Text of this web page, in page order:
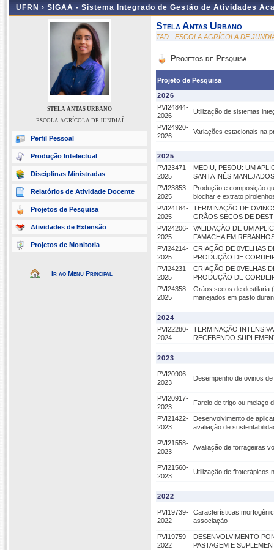
UFRN › SIGAA - Sistema Integrado de Gestão de Atividades
STELA ANTAS URBANO
ESCOLA AGRÍCOLA DE JUNDIAÍ
Perfil Pessoal
Produção Intelectual
Disciplinas Ministradas
Relatórios de Atividade Docente
Projetos de Pesquisa
Atividades de Extensão
Projetos de Monitoria
Ir ao Menu Principal
Stela Antas Urbano
TAD - ESCOLA AGRÍCOLA DE
Projetos de Pesquisa
Projeto de Pesquisa
2026
PVI24844-
2026
Utilização de sistemas
PVI24920-
2026
Variações estacionais na
2025
PVI23471-
2025
MEDIU, PESOU: UM
SANTA INÊS
PVI23853-
2025
Produção e composição
biochar e extrato
PVI24184-
2025
TERMINAÇÃO DE
GRÃOS SECOS DE
PVI24206-
2025
VALIDAÇÃO DE UM
FAMACHA EM
PVI24214-
2025
CRIAÇÃO DE 0VELHAS
PRODUÇÃO DE
PVI24231-
2025
CRIAÇÃO DE 0VELHAS
PRODUÇÃO DE
PVI24358-
2025
Grãos secos de destilaria
manejados em pasto
2024
PVI22280-
2024
TERMINAÇÃO
RECEBENDO
2023
PVI20906-
2023
Desempenho de ovinos
PVI20917-
2023
Farelo de trigo ou melaço
PVI21422-
2023
Desenvolvimento de
avaliação de
PVI21558-
2023
Avaliação de forrageiras
PVI21560-
2023
Utilização de fitoterápicos
2022
PVI19739-
2022
Características
associação
PVI19759-
2022
DESENVOLVIMENTO
PASTAGEM E